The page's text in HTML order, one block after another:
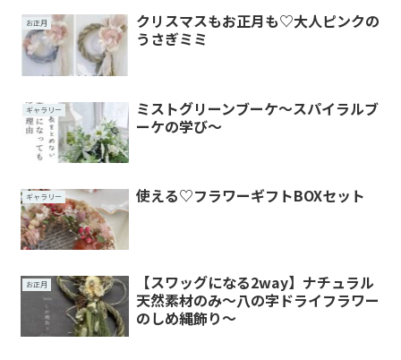
お正月
クリスマスもお正月も♡大人ピンクの
うさぎミミ
ギャラリー
ミストグリーンブーケ～スパイラルブ
ーケの学び～
ギャラリー 使える♡フラワーギフトBOXセット
お正月
【スワッグになる2way】ナチュラル
天然素材のみ～八の字ドライフラワー
のしめ縄飾り～